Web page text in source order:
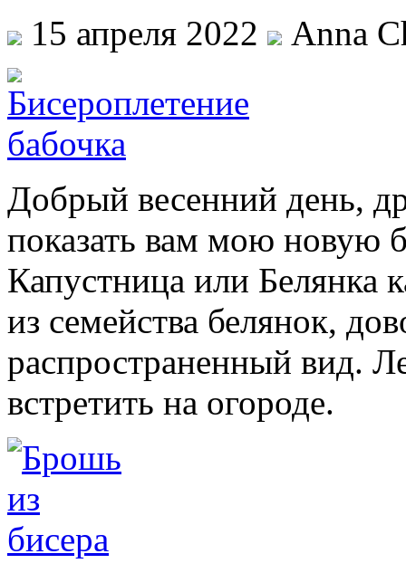
15 апреля 2022 Anna
Добрый весенний день,
показать вам мою новую
Капустница или Белянка
из семейства белянок,
распространенный вид.
встретить на огороде.